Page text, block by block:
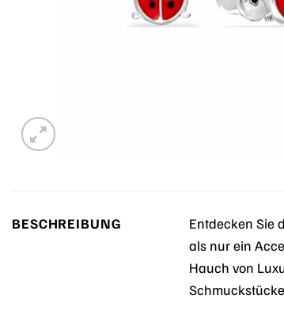
BESCHREIBUNG Entdecken Sie
als nur ein
Hauch von